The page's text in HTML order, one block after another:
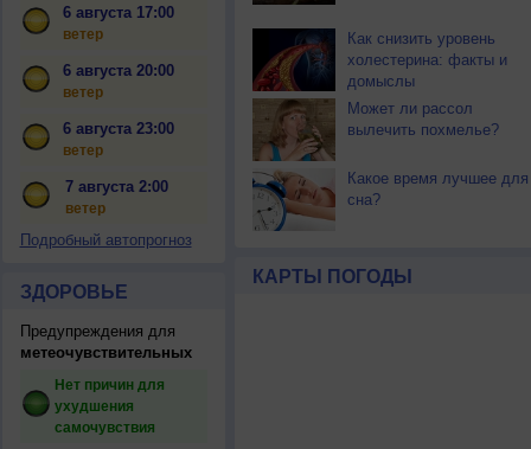
6 августа 17:00
ветер
6 августа 20:00
ветер
6 августа 23:00
ветер
7 августа 2:00
ветер
Подробный автопрогноз
ЗДОРОВЬЕ
Предупреждения для
метеочувствительных
Нет причин для
ухудшения
самочувствия
Как снизить уровень
холестерина: факты и
домыслы
Может ли рассол
вылечить похмелье?
Какое время лучшее для
сна?
КАРТЫ ПОГОДЫ